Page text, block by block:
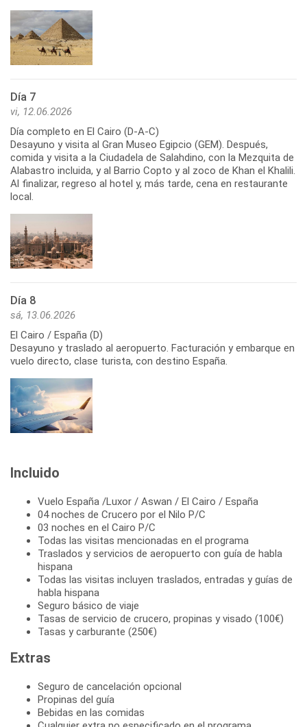
Día 7
vi, 12.06.2026
Día completo en El Cairo (D-A-C)
Desayuno y visita al Gran Museo Egipcio (GEM). Después,
comida y visita a la Ciudadela de Salahdino, con la Mezquita de
Alabastro incluida, y al Barrio Copto y al zoco de Khan el Khalili.
Al finalizar, regreso al hotel y, más tarde, cena en restaurante
Día 8
sá, 13.06.2026
El Cairo / España (D)
Desayuno y traslado al aeropuerto. Facturación y embarque en
vuelo directo, clase turista, con destino España.
Incluido
Vuelo España /Luxor / Aswan / El Cairo / España
04 noches de Crucero por el Nilo P/C
03 noches en el Cairo P/C
Todas las visitas mencionadas en el programa
Traslados y servicios de aeropuerto con guía de habla
hispana
Todas las visitas incluyen traslados, entradas y guías de
habla hispana
Seguro básico de viaje
Tasas de servicio de crucero, propinas y visado (100€)
Tasas y carburante (250€)
Extras
Seguro de cancelación opcional
Propinas del guía
Bebidas en las comidas